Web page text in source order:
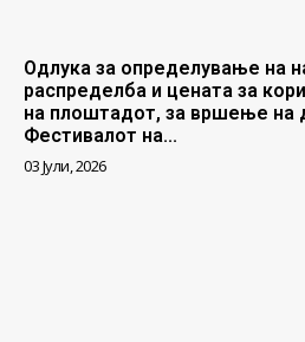
Одлука за определување на
распределба и цената за
на плоштадот, за вршење на
Фестивалот на...
03 Јули, 2026